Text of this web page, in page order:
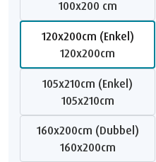
100x200 cm
120x200cm (Enkel)
120x200cm
105x210cm (Enkel)
105x210cm
160x200cm (Dubbel)
160x200cm